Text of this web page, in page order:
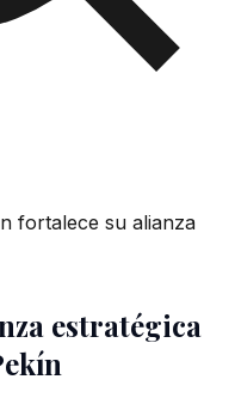
fortalece su alianza
estratégica